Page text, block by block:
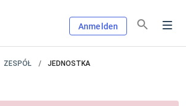
Anmelden
ZESPÓŁ JEDNOSTKA